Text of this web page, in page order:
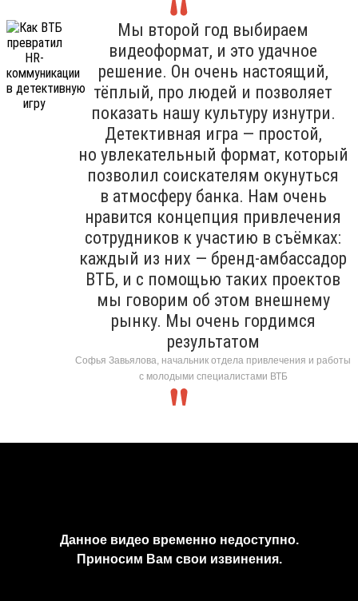
Мы второй год выбираем
видеоформат, и это удачное
решение. Он очень настоящий,
тёплый, про людей и позволяет
показать нашу культуру изнутри.
Детективная игра — простой,
но увлекательный формат, который
позволил соискателям окунуться
в атмосферу банка. Нам очень
нравится концепция привлечения
сотрудников к участию в съёмках:
каждый из них — бренд-амбассадор
ВТБ, и с помощью таких проектов
мы говорим об этом внешнему
рынку. Мы очень гордимся
результатом
Софья Завьялова, начальник отдела привлечения и работы
с молодыми специалистами ВТБ